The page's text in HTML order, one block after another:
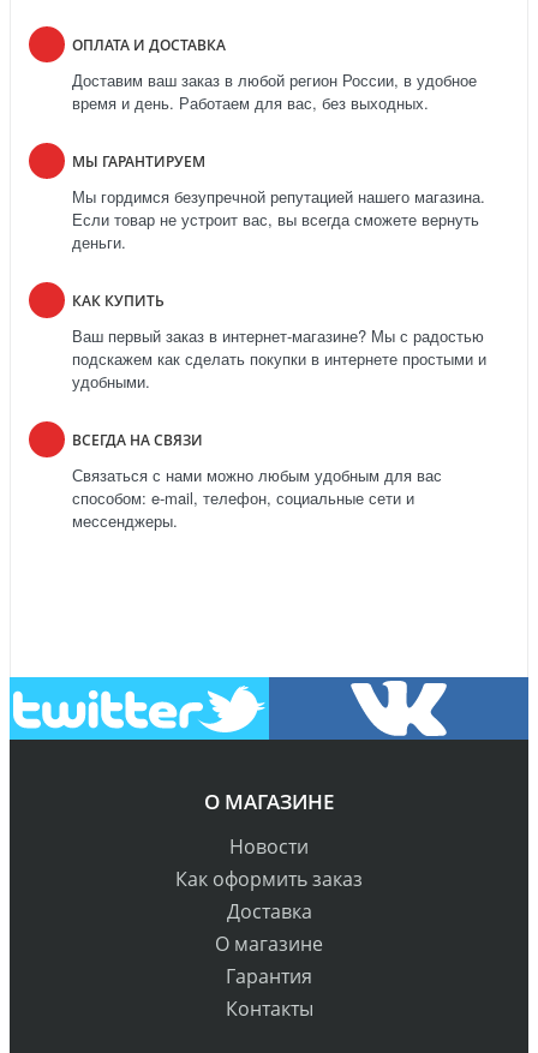
ОПЛАТА И ДОСТАВКА
Доставим ваш заказ в любой регион России, в удобное
время и день. Работаем для вас, без выходных.
МЫ ГАРАНТИРУЕМ
Мы гордимся безупречной репутацией нашего магазина.
Если товар не устроит вас, вы всегда сможете вернуть
деньги.
КАК КУПИТЬ
Ваш первый заказ в интернет-магазине? Мы с радостью
подскажем как сделать покупки в интернете простыми и
удобными.
ВСЕГДА НА СВЯЗИ
Связаться с нами можно любым удобным для вас
способом: e-mail, телефон, социальные сети и
мессенджеры.
О МАГАЗИНЕ
Новости
Как оформить заказ
Доставка
О магазине
Гарантия
Контакты